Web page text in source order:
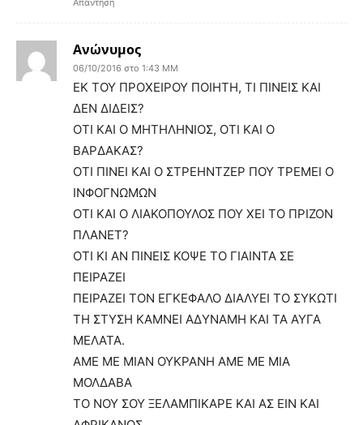
Απάντηση
Ανώνυμος
06/10/2016 στο 1:43 ΜΜ
ΕΚ ΤΟΥ ΠΡΟΧΕΙΡΟΥ ΠΟΙΗΤΗ, ΤΙ ΠΙΝΕΙΣ ΚΑΙ
ΔΕΝ ΔΙΔΕΙΣ?
ΟΤΙ ΚΑΙ Ο ΜΗΤΗΛΗΝΙΟΣ, ΟΤΙ ΚΑΙ Ο
ΒΑΡΔΑΚΑΣ?
ΟΤΙ ΠΙΝΕΙ ΚΑΙ Ο ΣΤΡΕΗΝΤΖΕΡ ΠΟΥ ΤΡΕΜΕΙ Ο
ΙΝΦΟΓΝΩΜΩΝ
ΟΤΙ ΚΑΙ Ο ΛΙΑΚΟΠΟΥΛΟΣ ΠΟΥ ΧΕΙ ΤΟ ΠΡΙΖΟΝ
ΠΛΑΝΕΤ?
ΟΤΙ ΚΙ ΑΝ ΠΙΝΕΙΣ ΚΟΨΕ ΤΟ ΓΙΑΙΝΤΑ ΣΕ
ΠΕΙΡΑΖΕΙ
ΠΕΙΡΑΖΕΙ ΤΟΝ ΕΓΚΕΦΑΛΟ ΔΙΑΛΥΕΙ ΤΟ ΣΥΚΩΤΙ
ΤΗ ΣΤΥΣΗ ΚΑΜΝΕΙ ΑΔΥΝΑΜΗ ΚΑΙ ΤΑ ΑΥΓΑ
ΜΕΛΑΤΑ.
ΑΜΕ ΜΕ ΜΙΑΝ ΟΥΚΡΑΝΗ ΑΜΕ ΜΕ ΜΙΑ
ΜΟΛΔΑΒΑ
ΤΟ ΝΟΥ ΣΟΥ ΞΕΛΑΜΠΙΚΑΡΕ ΚΑΙ ΑΣ ΕΙΝ ΚΑΙ